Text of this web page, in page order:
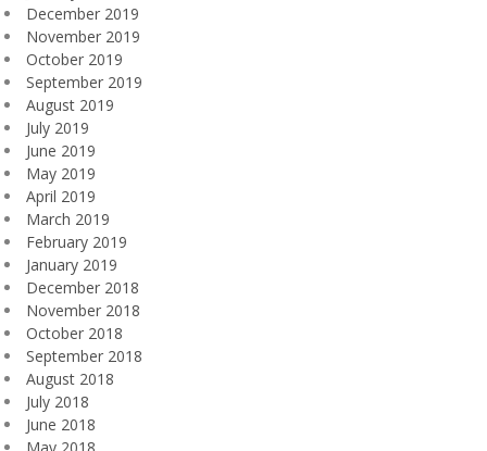
December 2019
November 2019
October 2019
September 2019
August 2019
July 2019
June 2019
May 2019
April 2019
March 2019
February 2019
January 2019
December 2018
November 2018
October 2018
September 2018
August 2018
July 2018
June 2018